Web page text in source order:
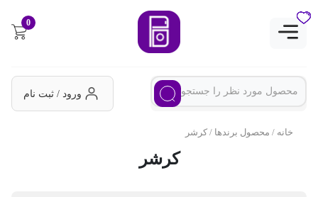
0
ورود / ثبت نام
خانه / محصول برندها / کرشر
کرشر